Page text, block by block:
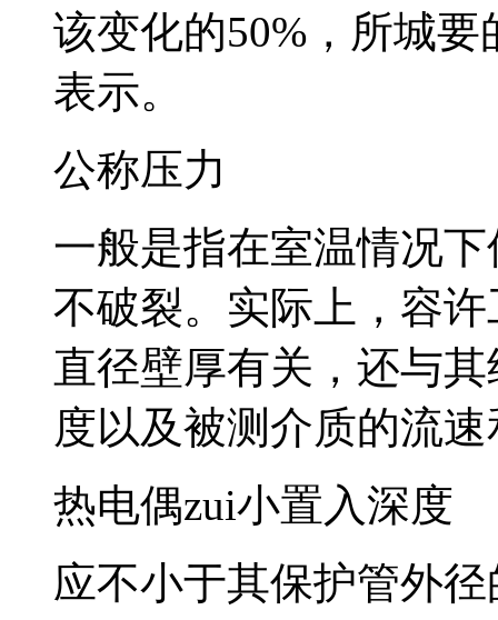
该变化的50%，所城
表示。
公称压力
一般是指在室温情况
不破裂。实际上，
直径壁厚有关，还与其
度以及被测介质的流速和
热电偶zui小置入深度
应不小于其保护管外径